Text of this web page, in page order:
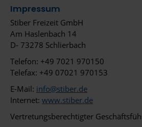
Impressum
Stiber Freizeit GmbH
Am Haslenbach 14
D- 73278 Schlierbach
Telefon: +49 7021 970150
Telefax: +49 07021 970153
E-Mail: info@stiber.de
Internet: www.stiber.de
Vertretungsberechtigter